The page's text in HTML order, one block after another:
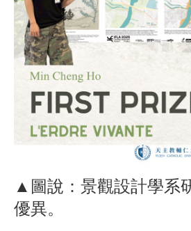
▲圖說：景觀設計學系
優異。